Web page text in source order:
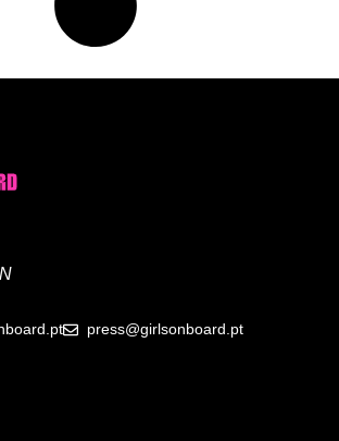
press@girlsonboard.pt